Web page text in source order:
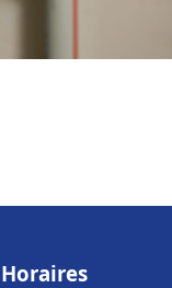
Horaires